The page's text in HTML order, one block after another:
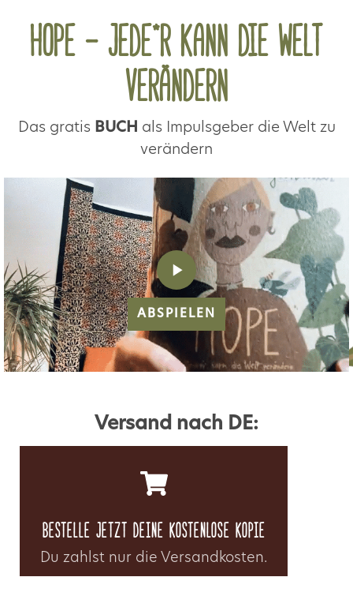
HOPE - JEDE*R KANN DIE WELT
VERÄNDERN
Das gratis BUCH als Impulsgeber die Welt zu
verändern
ABSPIELEN
Versand nach DE:
Bestelle jetzt deine kostenlose Kopie
Du zahlst nur die Versandkosten.